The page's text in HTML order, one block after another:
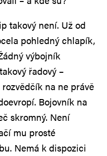
takový není. Už od
pohledný chlapík,
výbojník
řadový –
na ne právě
Bojovník na
skromný. Není
mu prosté
Nemá k dispozici